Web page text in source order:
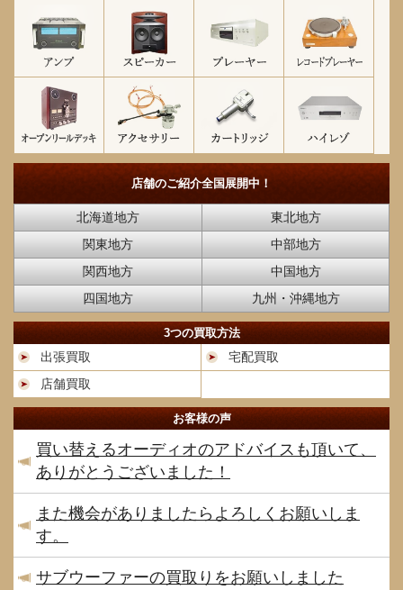
店舗のご紹介全国展開中！
北海道地方
東北地方
関東地方
中部地方
関西地方
中国地方
四国地方
九州・沖縄地方
3つの買取方法
出張買取
宅配買取
店舗買取
お客様の声
買い替えるオーディオのアドバイスも頂いて、
ありがとうございました！
また機会がありましたらよろしくお願いしま
す。
サブウーファーの買取りをお願いしました